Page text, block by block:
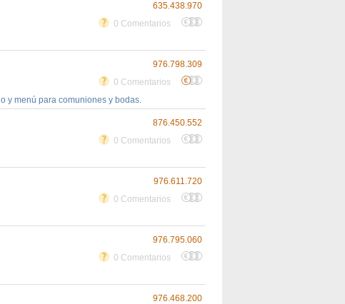
635.438.970
0 Comentarios
976.798.309
0 Comentarios
y menú para comuniones y bodas.
876.450.552
0 Comentarios
976.611.720
0 Comentarios
976.795.060
0 Comentarios
976.468.200